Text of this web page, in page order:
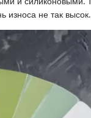
износа не так высок.